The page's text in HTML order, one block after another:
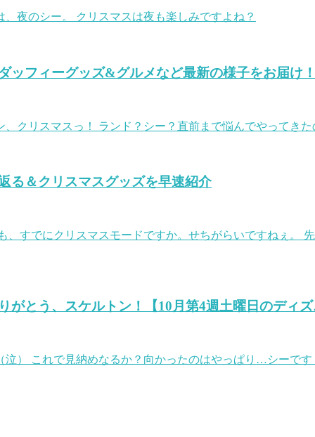
夜のシー。 クリスマスは夜も楽しみですよね？
ッフィーグッズ&グルメなど最新の様子をお届け
クリスマスっ！ ランド？シー？直前まで悩んでやってき
る＆クリスマスグッズを早速紹介
すでにクリスマスモードですか。せちがらいですねぇ。
とう、スケルトン！【10月第4週土曜日のディ
） これで見納めなるか？向かったのはやっぱり…シーです